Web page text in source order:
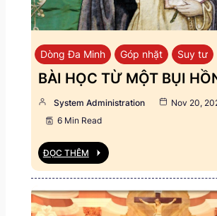
Dòng Đa Minh Góp nhặt Suy tư
BÀI HỌC TỪ MỘT BỤI
System Administration
Nov 20,
6 Min Read
ĐỌC THÊM